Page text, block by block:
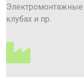
Электромонтажные
клубах и пр.